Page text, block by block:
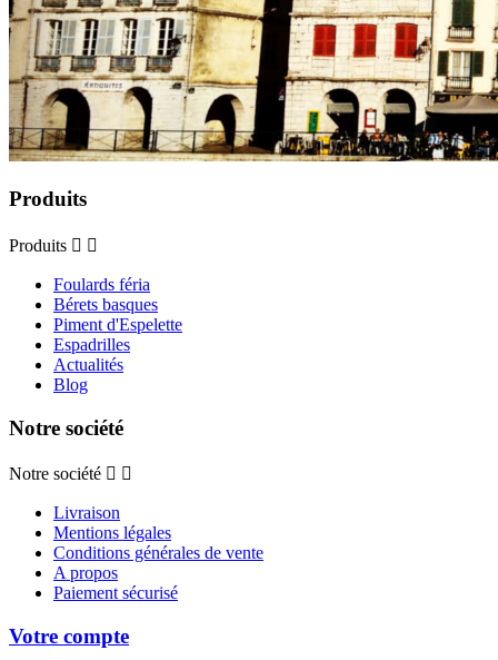
Produits
Produits  
Foulards féria
Bérets basques
Piment d'Espelette
Espadrilles
Actualités
Blog
Notre société
Notre société  
Livraison
Mentions légales
Conditions générales de vente
A propos
Paiement sécurisé
Votre compte